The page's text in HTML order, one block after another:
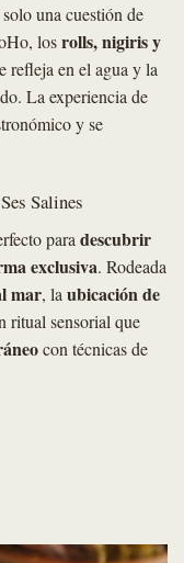
una cuestión de
losrolls, nigiris y
refleja en el agua y la
La experiencia de
y se
Salines
paradescubrir
exclusiva. Rodeada
mar, laubicación de
ritual sensorial que
con técnicas de